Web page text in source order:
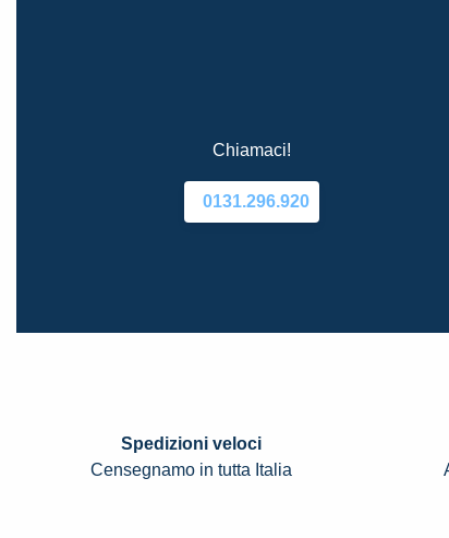
Chiamaci!
0131.296.920
Spedizioni veloci
Censegnamo in tutta Italia